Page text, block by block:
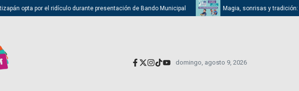
opta por el ridículo durante presentación de Bando Municipal Magia, sonrisas y tradición:
domingo, agosto 9, 2026